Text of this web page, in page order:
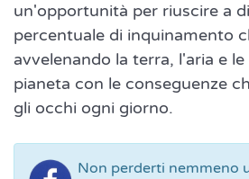
un'opportunità per riuscire a
percentuale di inquinamento
avvelenando la terra, l'aria e
pianeta con le conseguenze
gli occhi ogni giorno.
Non perderti nemmeno